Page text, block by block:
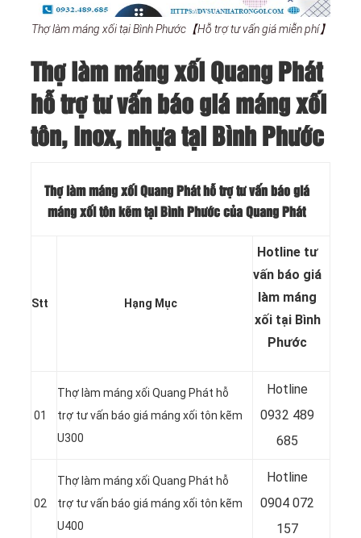
Thợ làm máng xối tại Bình Phước【Hỗ trợ tư vấn giá miễn phí】
Thợ làm máng xối Quang Phát
hỗ trợ tư vấn báo giá máng xối
tôn, inox, nhựa tại Bình Phước
Thợ làm máng xối Quang Phát hỗ trợ tư vấn báo giá
máng xối tôn kẽm tại Bình Phước của Quang Phát
Stt Hạng Mục
Hotline tư
vấn báo giá
làm máng
xối tại Bình
Phước
01
Thợ làm máng xối Quang Phát hỗ
trợ tư vấn báo giá máng xối tôn kẽm
U300
Hotline
0932 489
685
02
Thợ làm máng xối Quang Phát hỗ
trợ tư vấn báo giá máng xối tôn kẽm
U400
Hotline
0904 072
157